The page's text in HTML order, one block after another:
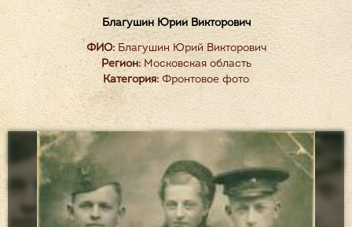
Благушин Юрий Викторович
ФИО:Благушин Юрий Викторович
Регион:Московская область
Категория: Фронтовое фото